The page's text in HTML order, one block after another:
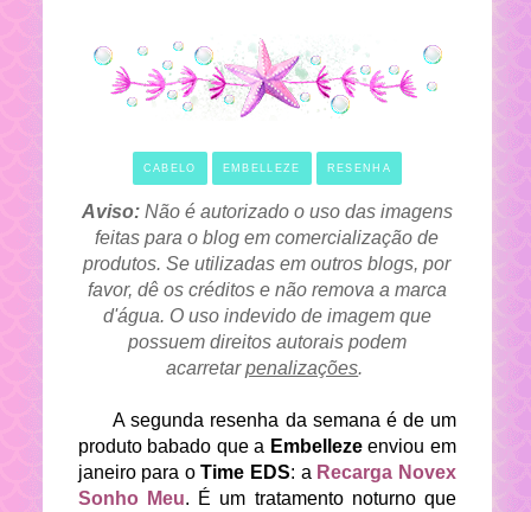
CABELO EMBELLEZE RESENHA
Aviso: Não é autorizado o uso das imagens
feitas para o blog em comercialização de
produtos. Se utilizadas em outros blogs, por
favor, dê os créditos e não remova a marca
d'água. O uso indevido de imagem que
possuem direitos autorais podem
acarretarpenalizações.
A segunda resenha da semana é de um
produto babado que a Embellezeenviou em
janeiro para oTime EDS: a Recarga Novex
Sonho Meu. É um tratamento noturno que